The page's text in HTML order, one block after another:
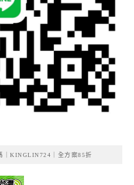
｜KINGLIN724｜全方案85折